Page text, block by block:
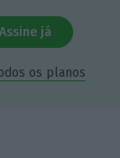
Assine já
os planos